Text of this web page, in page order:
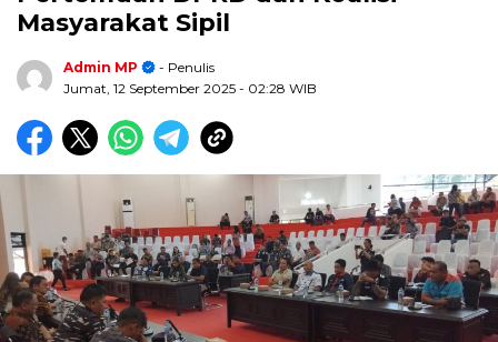
Masyarakat Sipil
Admin MP
- Penulis
Jumat, 12 September 2025 - 02:28 WIB